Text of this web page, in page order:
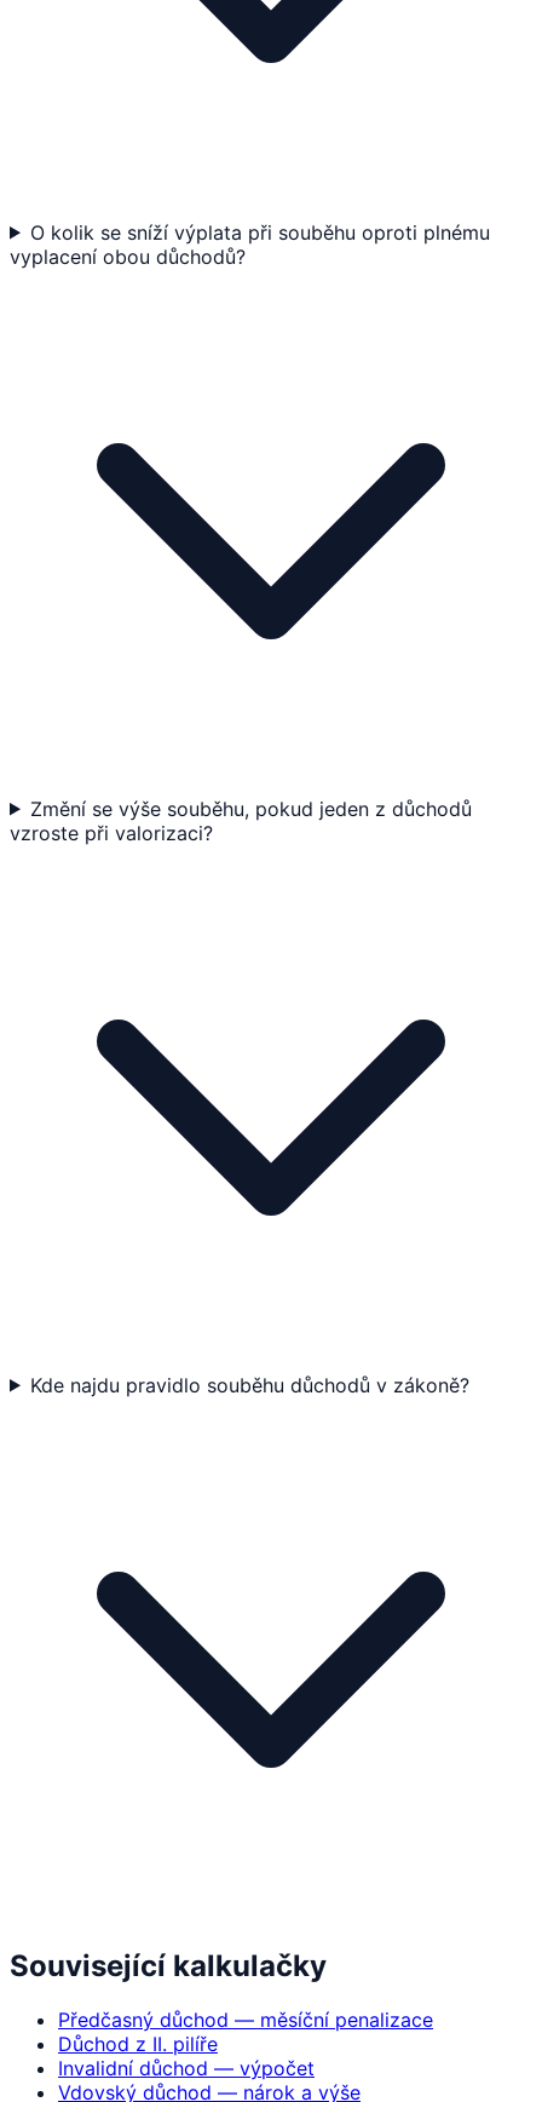
O kolik se sníží výplata při souběhu oproti plnému
vyplacení obou důchodů?
Změní se výše souběhu, pokud jeden z důchodů
vzroste při valorizaci?
Kde najdu pravidlo souběhu důchodů v zákoně?
Související kalkulačky
Předčasný důchod — měsíční penalizace
Důchod z II. pilíře
Invalidní důchod — výpočet
Vdovský důchod — nárok a výše